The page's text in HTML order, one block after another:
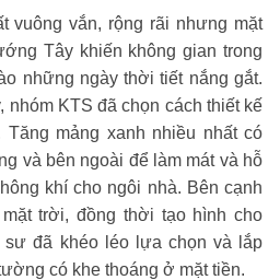
vuông vắn, rộng rãi nhưng mặt
Tây khiến không gian trong
những ngày thời tiết nắng gắt.
nhóm KTS đã chọn cách thiết kế
mảng xanh nhiều nhất có
và bên ngoài để làm mát và hỗ
khí cho ngôi nhà. Bên cạnh
trời, đồng thời tạo hình cho
sư đã khéo léo lựa chọn và lắp
có khe thoáng ở mặt tiền.